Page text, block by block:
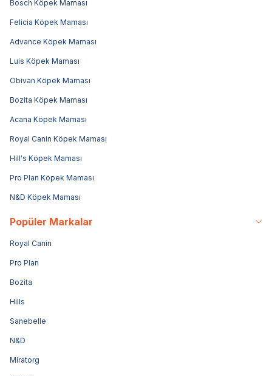
Bosch Köpek Maması
Felicia Köpek Maması
Advance Köpek Maması
Luis Köpek Maması
Obivan Köpek Maması
Bozita Köpek Maması
Acana Köpek Maması
Royal Canin Köpek Maması
Hill's Köpek Maması
Pro Plan Köpek Maması
N&D Köpek Maması
Popüler Markalar
Royal Canin
Pro Plan
Bozita
Hills
Sanebelle
N&D
Miratorg